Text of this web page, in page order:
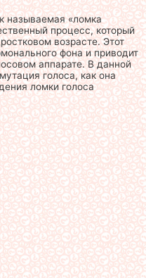
называемая «ломка
процесс, который
возрасте. Этот
фона и приводит
аппарате. В данной
голоса, как она
ломки голоса